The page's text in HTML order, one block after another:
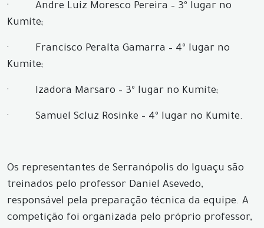
· Andre Luiz Moresco Pereira – 3º lugar no
Kumite;
· Francisco Peralta Gamarra – 4º lugar no
Kumite;
· Izadora Marsaro – 3º lugar no Kumite;
· Samuel Scluz Rosinke – 4º lugar no Kumite.
Os representantes de Serranópolis do Iguaçu são
treinados pelo professor Daniel Asevedo,
responsável pela preparação técnica da equipe. A
competição foi organizada pelo próprio professor,